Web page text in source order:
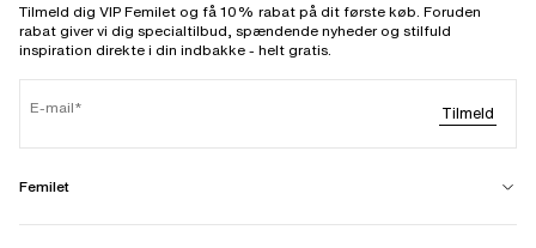
Tilmeld dig VIP Femilet og få 10% rabat på dit første køb. Foruden
rabat giver vi dig specialtilbud, spændende nyheder og stilfuld
inspiration direkte i din indbakke - helt gratis.
E-mail Tilmeld
Femilet